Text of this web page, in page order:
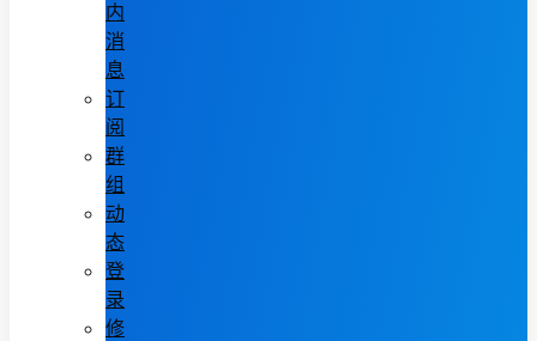
内
消
息
订
阅
群
组
动
态
登
录
修